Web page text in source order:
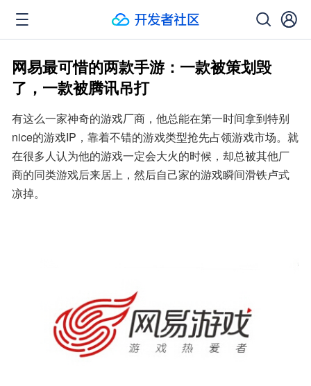
网易最可惜的两款手游：一款被策划毁
了，一款被腾讯吊打
有这么一家神奇的游戏厂商，他总能在第一时间拿到特别
nice的游戏IP，靠着不错的游戏类型抢先占领游戏市场。就
在很多人认为他的游戏一定会大火的时候，却总被其他厂
商的同类游戏后来居上，然后自己家的游戏瞬间滑铁卢式
凉掉。